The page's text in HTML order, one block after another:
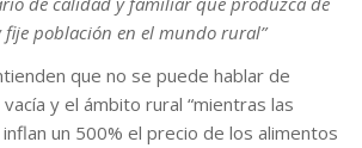
fije población en el mundo rural”
que no se puede hablar de
y el ámbito rural “mientras las
un 500% el precio de los alimentos